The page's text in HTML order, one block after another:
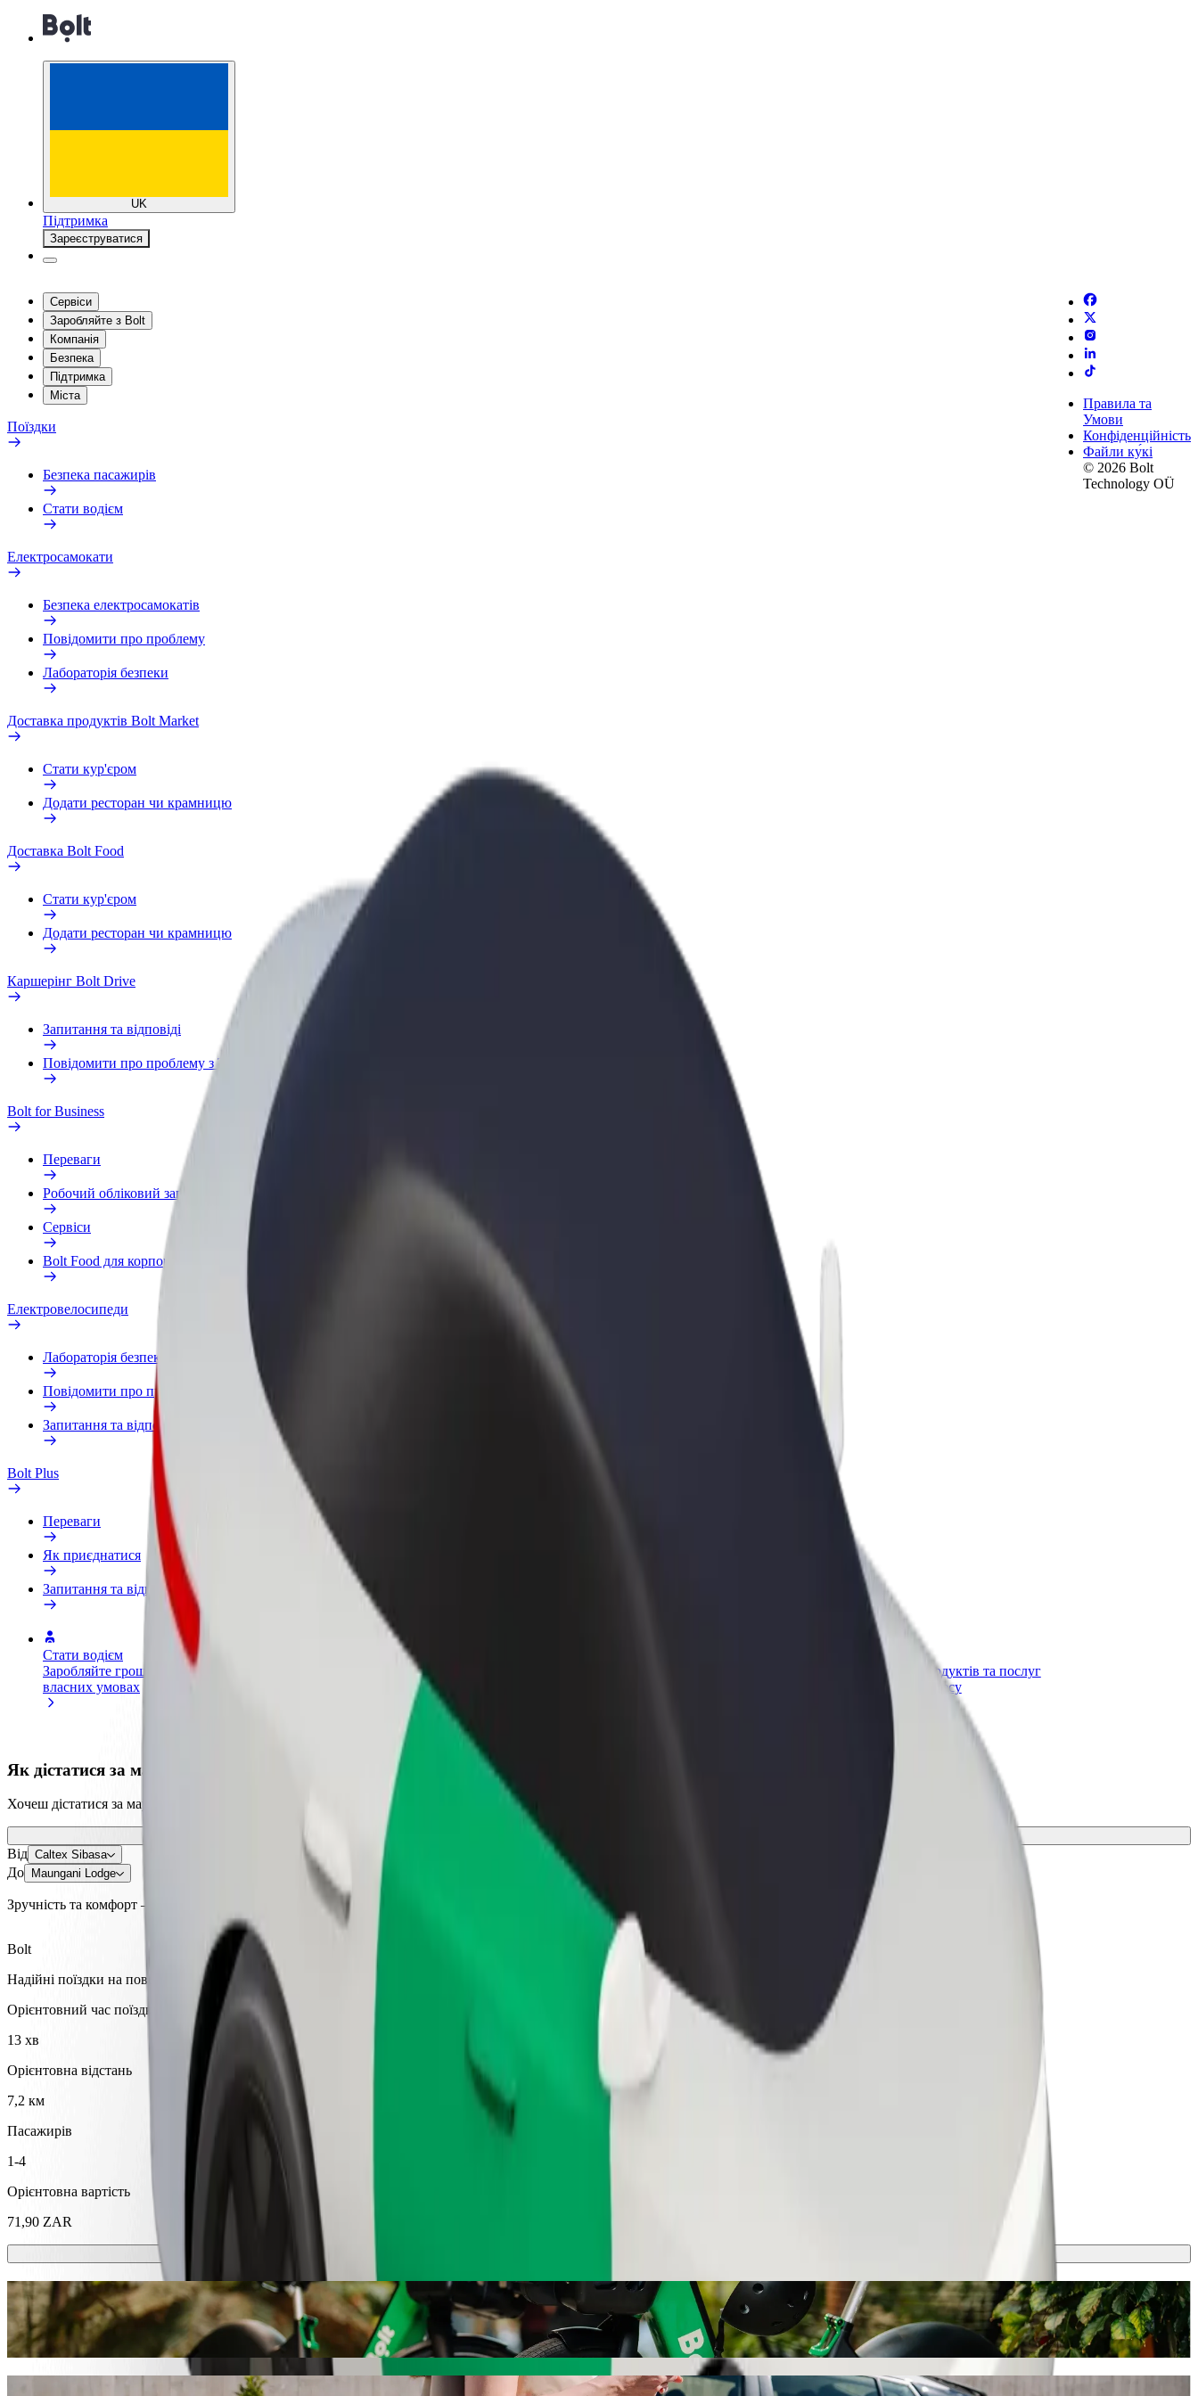
UK
Підтримка
Зареєструватися
Сервіси
Заробляйте з Bolt
Компанія
Безпека
Підтримка
Міста
Поїздки
Безпека пасажирів
Стати водієм
Електросамокати
Безпека електросамокатів
Повідомити про проблему
Лабораторія безпеки
Доставка продуктів Bolt Market
Стати кур'єром
Додати ресторан чи крамницю
Доставка Bolt Food
Стати кур'єром
Додати ресторан чи крамницю
Каршерінг Bolt Drive
Запитання та відповіді
Повідомити про проблему з ТЗ
Bolt for Business
Переваги
Робочий обліковий запис
Сервіси
Bolt Food для корпоративних клієнтів
Електровелосипеди
Лабораторія безпеки
Повідомити про проблему
Запитання та відповіді
Bolt Plus
Переваги
Як приєднатися
Запитання та відповіді
Стати водієм
Заробляйте гроші на
власних умовах
Стати кур'єром
Доставляйте їжу та отримуйте
Додати ресторан чи
крамницю
Залучайте більше клієнтів та
збільшуйте виторг
Bolt for Business
Масштабування продуктів та послуг
Bolt для вашого бізнесу
Правила та
Умови
Конфіденційність
Файли ку́кі
© 2026 Bolt
Technology OÜ
Як дістатися за маршрутом Caltex Sibasa – Maungani Lodge
Хочеш дістатися за маршрутом "Caltex Sibasa" – "Maungani Lodge"? Ознайомся з нашими сервісами та знайди ідеальний спосіб пересування для своєї поїздки.
Завантажити застосунок
Від Caltex Sibasa
До Maungani Lodge
Зручність та комфорт — всього у декілька кліків!
Bolt
Надійні поїздки на повсякденних авто середнього класу.
Орієнтовний час поїздки
13 хв
Орієнтовна відстань
7,2 км
Пасажирів
1-4
Орієнтовна вартість
71,90 ZAR
Самокати або електровелосипеди?
Подорожуй містом Тхохояндоу, використовуючи самокати або електровелосипеди
Завантажити Bolt
Діставайся від Caltex Sibasa до Maungani Lodge, викликавши авто в Bolt